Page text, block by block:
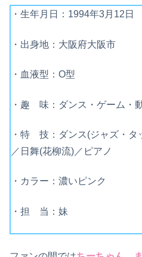
・生年月日：1994年3月12日
・出身地：大阪府大阪市
・血液型：O型
・趣 味：ダンス・ゲーム・
・特 技：ダンス(ジャズ・タ
／日舞(花柳流)／ピアノ
・カラー：濃いピンク
・担 当：妹